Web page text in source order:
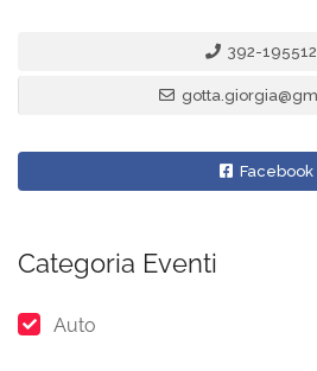
392-
Facebook
Categoria Eventi
Auto